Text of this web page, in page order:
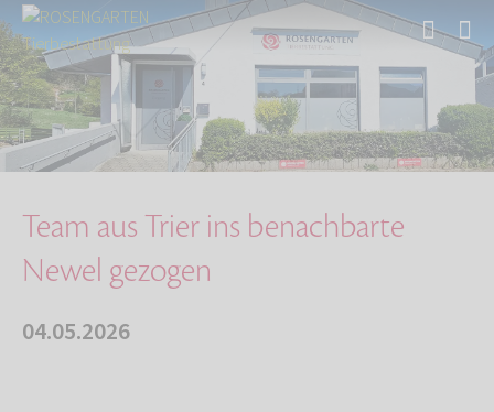
Start Über uns
Aktuelles
Team aus Trier ins benachbarte Newel gezogen
Team aus Trier ins benachbarte
Newel gezogen
04.05.2026